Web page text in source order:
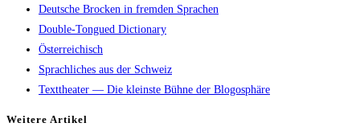
Deutsche Brocken in fremden Sprachen
Double-Tongued Dictionary
Österreichisch
Sprachliches aus der Schweiz
Texttheater — Die kleinste Bühne der Blogosphäre
Wei­te­re Artikel